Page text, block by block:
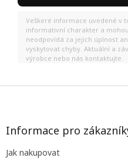
Veškeré informace uvedené v
informativní charakter a mohou
neodpovídá za jejich úplnost
vyskytovat chyby. Aktuální a
výrobce nebo nás kontaktujte.
Z
Informace pro
Jak nakupovat